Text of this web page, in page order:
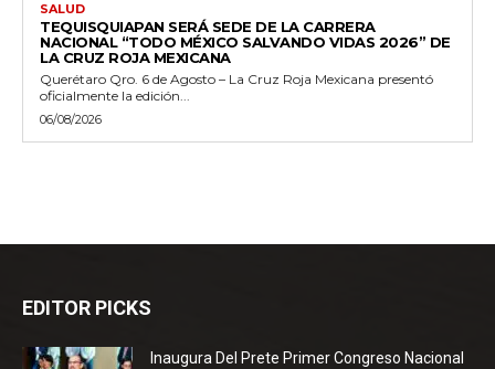
SALUD
TEQUISQUIAPAN SERÁ SEDE DE LA CARRERA
NACIONAL “TODO MÉXICO SALVANDO VIDAS 2026” DE
LA CRUZ ROJA MEXICANA
Querétaro Qro. 6 de Agosto – La Cruz Roja Mexicana presentó
oficialmente la edición...
06/08/2026
EDITOR PICKS
Inaugura Del Prete Primer Congreso Nacional